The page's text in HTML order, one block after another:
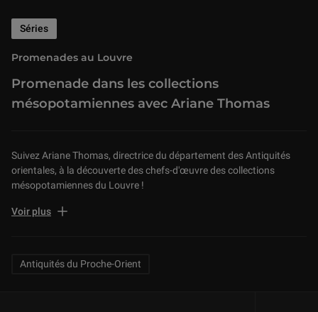
Promenade dans les collections
mésopotamiennes avec Ariane Thomas
Séries
Promenades au Louvre
Suivez Ariane Thomas, directrice du département des Antiquités
orientales, à la découverte des chefs-d'œuvre des collections
mésopotamiennes du Louvre !
ERRATUM : à 2 minutes 51, le roi Gudea a bien régné au 22e siècle
Voir plus
Related Keywords
Antiquités du Proche-Orient